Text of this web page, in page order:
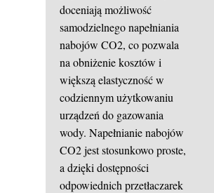
doceniają możliwość
samodzielnego napełniania
nabojów CO2, co pozwala
na obniżenie kosztów i
większą elastyczność w
codziennym użytkowaniu
urządzeń do gazowania
wody. Napełnianie nabojów
CO2 jest stosunkowo proste,
a dzięki dostępności
odpowiednich przetłaczarek